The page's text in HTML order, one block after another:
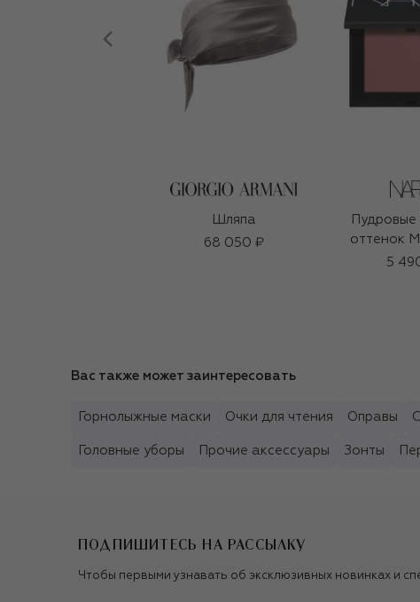
Шляпа
68 050 ₽
оттенок
5
Вас также может заинтересовать
Горнолыжные маски Очки для чтения Оправы
Головные уборы Прочие аксессуары Зонты
ПОДПИШИТЕСЬ НА РАССЫЛКУ
Чтобы первыми узнавать об эксклюзивных новинках и